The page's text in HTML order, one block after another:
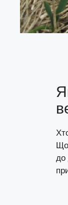
до